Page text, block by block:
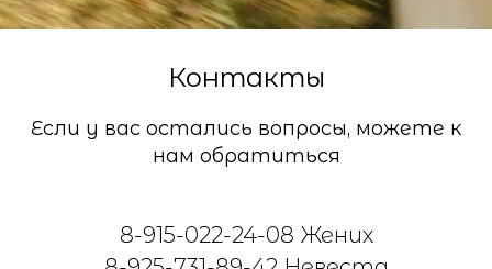
Контакты
Если у вас остались вопросы, можете к
нам обратиться
8-915-022-24-08 Жених